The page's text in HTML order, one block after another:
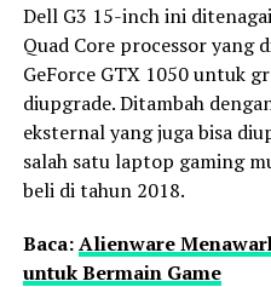
Dell G3 15-inch ini
Quad Core processor yang
GeForce GTX 1050 untuk
diupgrade. Ditambah
eksternal yang juga bisa
salah satu laptop gaming
beli di tahun 2018.
Baca:Alienware
untuk Bermain Game